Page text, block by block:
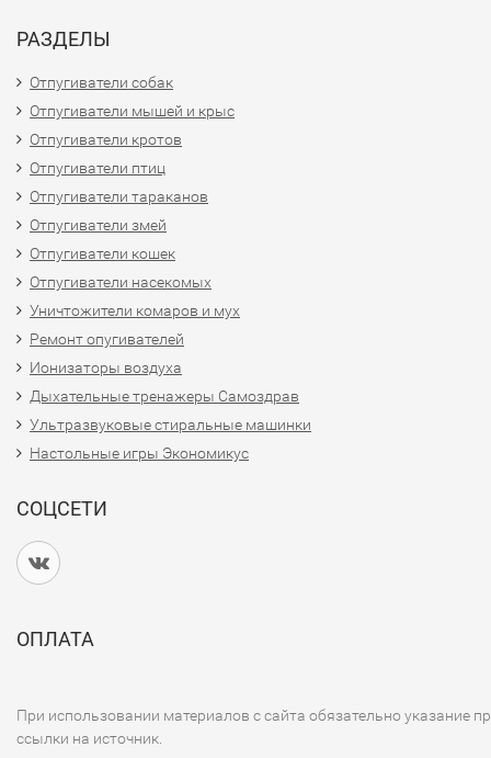
РАЗДЕЛЫ
Отпугиватели собак
Отпугиватели мышей и крыс
Отпугиватели кротов
Отпугиватели птиц
Отпугиватели тараканов
Отпугиватели змей
Отпугиватели кошек
Отпугиватели насекомых
Уничтожители комаров и мух
Ремонт опугивателей
Ионизаторы воздуха
Дыхательные тренажеры Самоздрав
Ультразвуковые стиральные машинки
Настольные игры Экономикус
СОЦСЕТИ
ОПЛАТА
При использовании материалов с сайта обязательно указание
ссылки на источник.